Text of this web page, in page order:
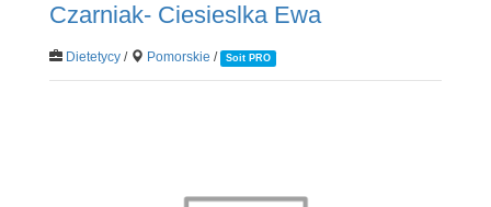
Czarniak- Ciesieslka Ewa
Dietetycy/ Pomorskie / Soit PRO